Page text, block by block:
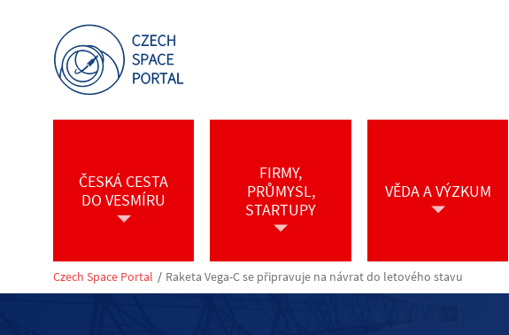
ČESKÁ CESTA
DO VESMÍRU
FIRMY,
PRŮMYSL,
STARTUPY
VĚDA A VÝZKUM
Czech Space Portal / Raketa Vega-C se připravuje na návrat do letového stavu